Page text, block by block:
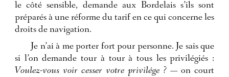
le côté sensible, demande aux Bordelais s’ils sont
préparés à une réforme du tarif en ce qui concerne les
droits de navigation.
Je n’ai à me porter fort pour personne. Je sais que
si l’on demande tour à tour à tous les privilégiés :
Voulez-vous voir cesser votre privilége ? — on court